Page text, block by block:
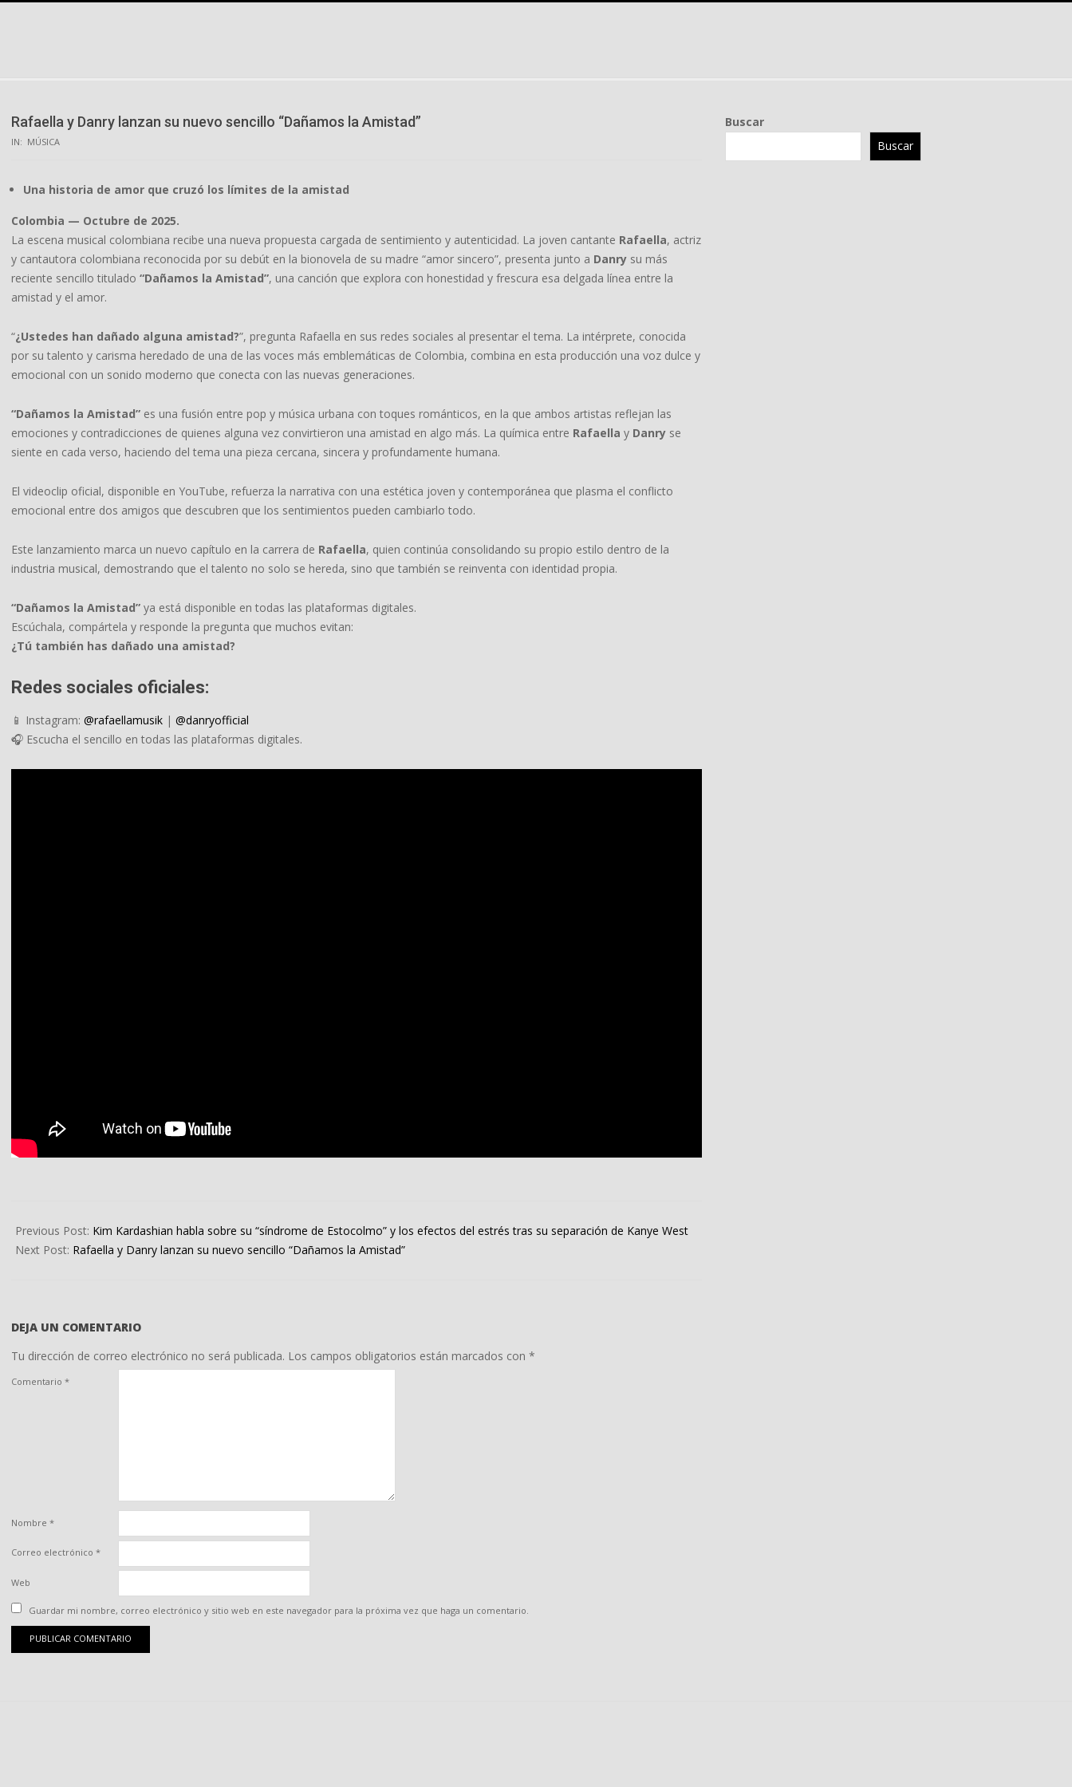
Rafaella y Danry lanzan su nuevo sencillo “Dañamos la Amistad”
IN: MÚSICA
Una historia de amor que cruzó los límites de la amistad
Colombia — Octubre de 2025.
La escena musical colombiana recibe una nueva propuesta cargada de sentimiento y autenticidad. La joven cantante Rafaella, actriz
y cantautora colombiana reconocida por su debút en la bionovela de su madre “amor sincero”, presenta junto a Danry su más
reciente sencillo titulado “Dañamos la Amistad”, una canción que explora con honestidad y frescura esa delgada línea entre la
amistad y el amor.
“¿Ustedes han dañado alguna amistad?”, pregunta Rafaella en sus redes sociales al presentar el tema. La intérprete, conocida
por su talento y carisma heredado de una de las voces más emblemáticas de Colombia, combina en esta producción una voz dulce y
emocional con un sonido moderno que conecta con las nuevas generaciones.
“Dañamos la Amistad” es una fusión entre pop y música urbana con toques románticos, en la que ambos artistas reflejan las
emociones y contradicciones de quienes alguna vez convirtieron una amistad en algo más. La química entre Rafaella y Danry se
siente en cada verso, haciendo del tema una pieza cercana, sincera y profundamente humana.
El videoclip oficial, disponible en YouTube, refuerza la narrativa con una estética joven y contemporánea que plasma el conflicto
emocional entre dos amigos que descubren que los sentimientos pueden cambiarlo todo.
Este lanzamiento marca un nuevo capítulo en la carrera de Rafaella, quien continúa consolidando su propio estilo dentro de la
industria musical, demostrando que el talento no solo se hereda, sino que también se reinventa con identidad propia.
“Dañamos la Amistad” ya está disponible en todas las plataformas digitales.
Escúchala, compártela y responde la pregunta que muchos evitan:
¿Tú también has dañado una amistad?
Redes sociales oficiales:
📱 Instagram: @rafaellamusik | @danryofficial
🎧 Escucha el sencillo en todas las plataformas digitales.
10-
25
Previous Post: Kim Kardashian habla sobre su “síndrome de Estocolmo” y los efectos del estrés tras su separación de Kanye West
Next Post: Rafaella y Danry lanzan su nuevo sencillo “Dañamos la Amistad”
DEJA UN COMENTARIO
Tu dirección de correo electrónico no será publicada. Los campos obligatorios están marcados con *
Comentario *
Nombre *
Correo electrónico *
Web
Guardar mi nombre, correo electrónico y sitio web en este navegador para la próxima vez que haga un comentario.
Buscar
Buscar